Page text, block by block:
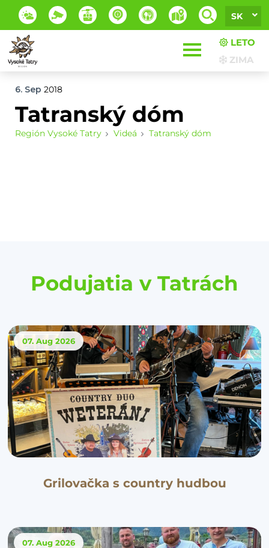
SK
LETO
ZIMA
6. Sep 2018
Tatranský dóm
Región Vysoké Tatry Videá Tatranský dóm
Podujatia v Tatrách
07. Aug 2026
Grilovačka s country hudbou
07. Aug 2026